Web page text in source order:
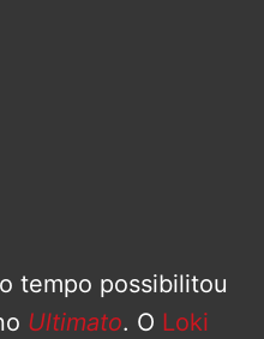
tempo possibilitou
Ultimato. O Loki